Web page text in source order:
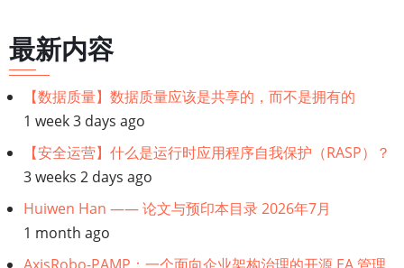
接：
【数
据
管
理
最新内容
【数据质量】数据质量应该是共享的，而不是拥有的
1 week 3 days ago
【安全运营】什么是运行时应用程序自我保护（RASP）？
3 weeks 2 days ago
Huiwen Han —— 论文与预印本目录 2026年7月
1 month ago
AxisRobo-PAMP：一个面向企业架构治理的开源 EA 管理